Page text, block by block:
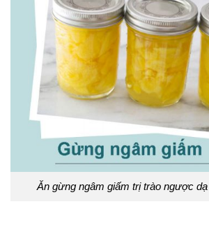
Ăn gừng ngâm giấm trị trào ngược